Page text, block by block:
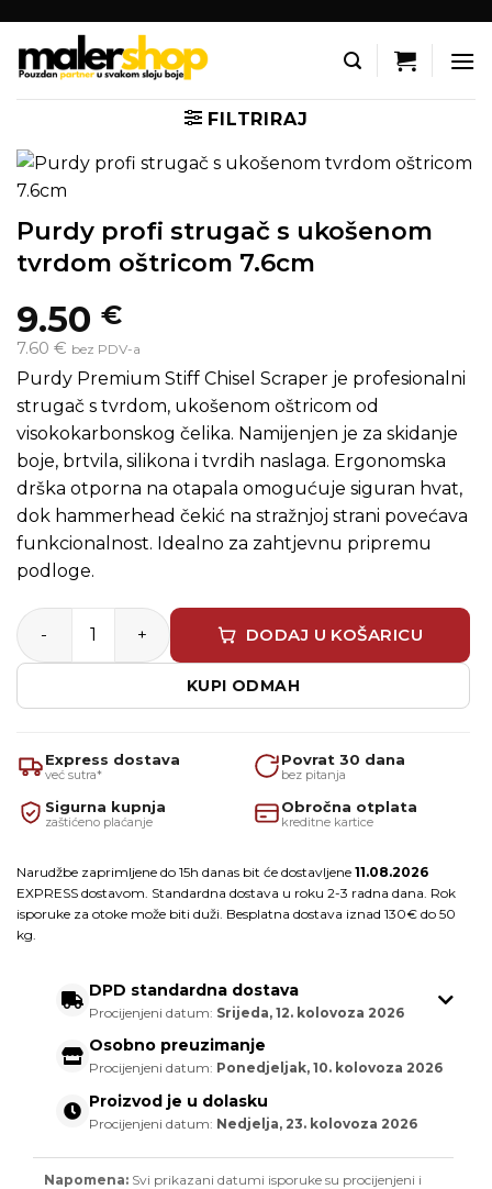
content
FILTRIRAJ
Purdy profi strugač s ukošenom
tvrdom oštricom 7.6cm
9.50 €
7.60 € bez PDV-a
Purdy Premium Stiff Chisel Scraper je profesionalni
strugač s tvrdom, ukošenom oštricom od
visokokarbonskog čelika. Namijenjen je za skidanje
boje, brtvila, silikona i tvrdih naslaga. Ergonomska
drška otporna na otapala omogućuje siguran hvat,
dok hammerhead čekić na stražnjoj strani povećava
funkcionalnost. Idealno za zahtjevnu pripremu
podloge.
Purdy profi strugač s ukošenom tvrdom oštricom
DODAJ U KOŠARICU
KUPI ODMAH
Express dostava
već sutra*
Povrat 30 dana
bez pitanja
Sigurna kupnja
zaštićeno plaćanje
Obročna otplata
kreditne kartice
Narudžbe zaprimljene do 15h danas bit će dostavljene 11.08.2026
EXPRESS dostavom. Standardna dostava u roku 2-3 radna dana. Rok
isporuke za otoke može biti duži. Besplatna dostava iznad 130€ do 50
kg.
DPD standardna dostava
Procijenjeni datum: Srijeda, 12. kolovoza 2026
Osobno preuzimanje
Procijenjeni datum: Ponedjeljak, 10. kolovoza 2026
Proizvod je u dolasku
Procijenjeni datum: Nedjelja, 23. kolovoza 2026
Napomena: Svi prikazani datumi isporuke su procijenjeni i